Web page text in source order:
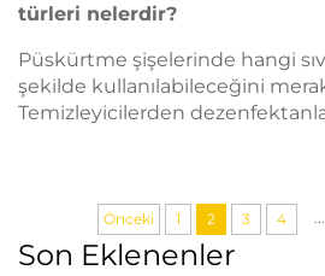
türleri nelerdir?
Püskürtme şişelerinde hangi
şekilde kullanılabileceğini
Temizleyicilerden
Önceki 1 2 3 4
Son Eklenenler